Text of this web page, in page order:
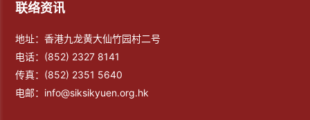
联络资讯
地址：香港九龙黄大仙竹园村二号
电话： (852) 2327 8141
传真： (852) 2351 5640
电邮： info@siksikyuen.org.hk